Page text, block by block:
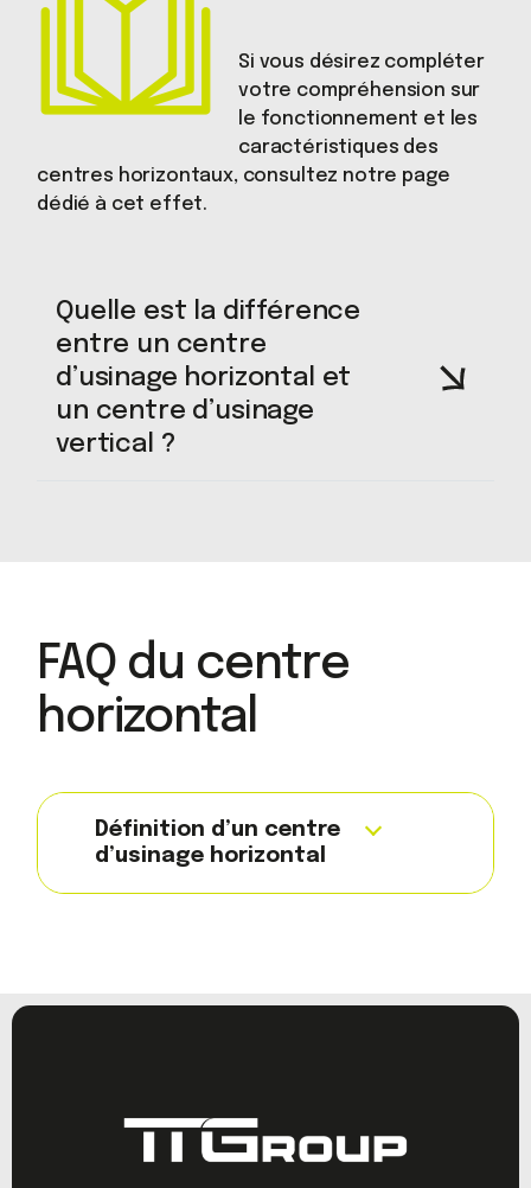
Si vous désirez compléter
votre compréhension sur
le fonctionnement et les
caractéristiques des
centres horizontaux, consultez notre page
dédié à cet effet.
Quelle est la différence
entre un centre
d’usinage horizontal et
un centre d’usinage
vertical ?
FAQ du centre
horizontal
Définition d’un centre
d’usinage horizontal